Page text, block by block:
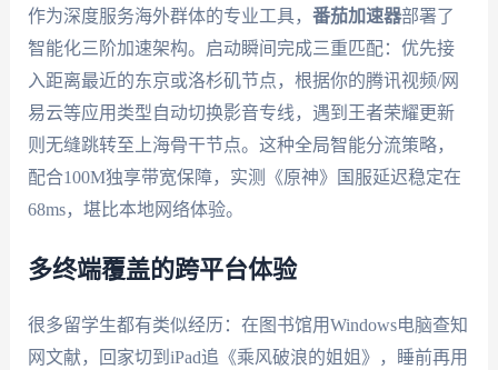
作为深度服务海外群体的专业工具， 番茄加速器部署了
智能化三阶加速架构。启动瞬间完成三重匹配：优先接
入距离最近的东京或洛杉矶节点，根据你的腾讯视频/网
易云等应用类型自动切换影音专线，遇到王者荣耀更新
则无缝跳转至上海骨干节点。这种全局智能分流策略，
配合100M独享带宽保障，实测《原神》国服延迟稳定在
68ms，堪比本地网络体验。
多终端覆盖的跨平台体验
很多留学生都有类似经历：在图书馆用Windows电脑查知
网文献，回家切到iPad追《乘风破浪的姐姐》，睡前再用